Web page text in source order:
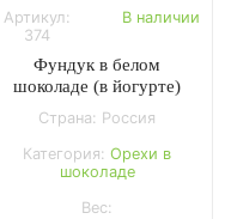
Артикул:
374
В наличии
Фундук в белом
шоколаде (в йогурте)
Страна: Россия
Категория: Орехи в
шоколаде
Вес: